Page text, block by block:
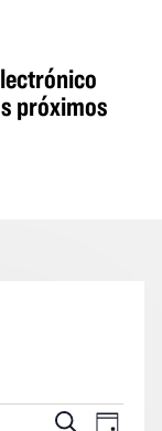
próximos
Eventos
Buscar